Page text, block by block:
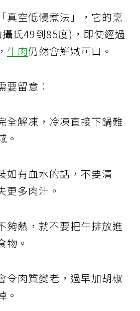
真空低慢煮法」，它的烹
氏49到85度)，即使經過
牛肉仍然會鮮嫩可口。
要留意︰
全解凍，冷凍直接下鍋難
。
如有血水的話，不要清
更多肉汁。
夠熱，就不要把牛排放進
物。
令肉質變老，過早加胡椒
。